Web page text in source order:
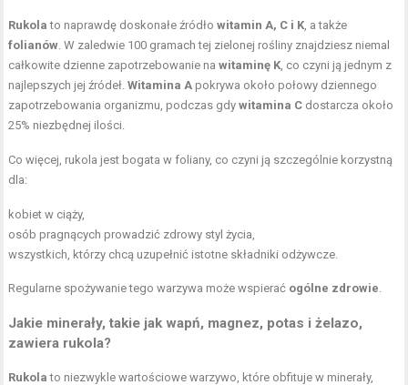
Rukola to naprawdę doskonałe źródłowitamin A, C i K , a także
folianów . W zaledwie 100 gramach tej zielonej rośliny znajdziesz niemal
całkowite dzienne zapotrzebowanie nawitaminę K , co czyni ją jednym z
najlepszych jej źródeł.Witamina A pokrywa około połowy dziennego
zapotrzebowania organizmu, podczas gdywitamina C dostarcza około
25% niezbędnej ilości.
Co więcej, rukola jest bogata w foliany, co czyni ją szczególnie korzystną
dla:
kobiet w ciąży,
osób pragnących prowadzić zdrowy styl życia,
wszystkich, którzy chcą uzupełnić istotne składniki odżywcze.
Regularne spożywanie tego warzywa może wspierać ogólne zdrowie
Jakie minerały, takie jak wapń, magnez, potas i żelazo,
zawiera rukola?
Rukola to niezwykle wartościowe warzywo, które obfituje w minerały,